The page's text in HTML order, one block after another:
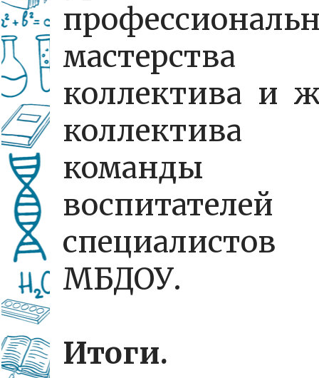
мастерства
коллектива и
команды
специалистов
МБДОУ.
Итоги.